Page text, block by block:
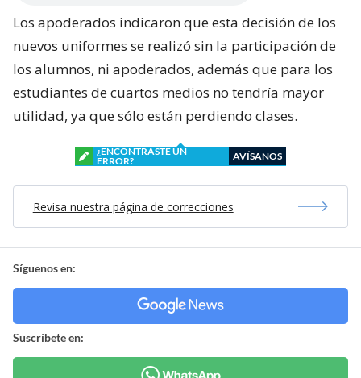
Los apoderados indicaron que esta decisión de los
nuevos uniformes se realizó sin la participación de
los alumnos, ni apoderados, además que para los
estudiantes de cuartos medios no tendría mayor
utilidad, ya que sólo están perdiendo clases.
¿ENCONTRASTE UN
ERROR?
AVÍSANOS
Revisa nuestra página de correcciones
Síguenos en:
Suscríbete en: